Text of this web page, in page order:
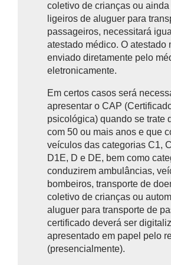
coletivo de crianças ou
ligeiros de aluguer para
passageiros, necessitará
atestado médico. O atestado
enviado diretamente pelo
eletronicamente.
Em certos casos será
apresentar o CAP
psicológica) quando se trate
com 50 ou mais anos e que
veículos das categorias C1,
D1E, D e DE, bem como
conduzirem ambulâncias,
bombeiros, transporte de
coletivo de crianças ou
aluguer para transporte de
certificado deverá ser
apresentado em papel pelo
(presencialmente).